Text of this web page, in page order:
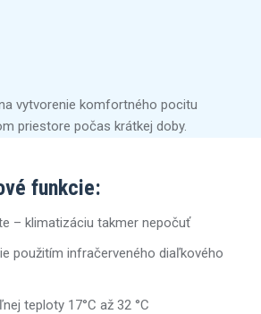
vytvorenie komfortného pocitu
priestore počas krátkej doby.
funkcie:
– klimatizáciu takmer nepočuť
použitím infračerveného diaľkového
teploty 17°C až 32 °C